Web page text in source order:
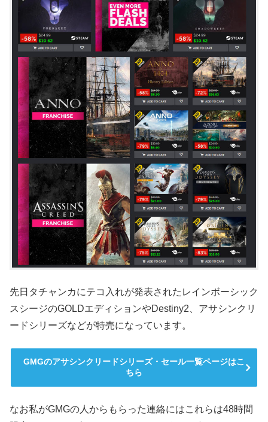
先日タチャンカにテコ入れが発表されたレインボーシック
スシージのGOLDエディションやDestiny2、アサシンクリ
ードシリーズなどが特売になっています。
GMGのアサシンクリードシリーズ・セール一覧ページはこ
ちら
なお私がGMGの人からもらった連絡にはこれらは48時間